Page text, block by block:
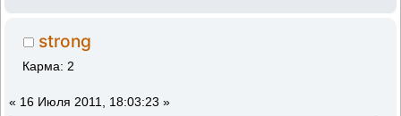
strong
Карма: 2
« 16 Июля 2011, 18:03:23 »